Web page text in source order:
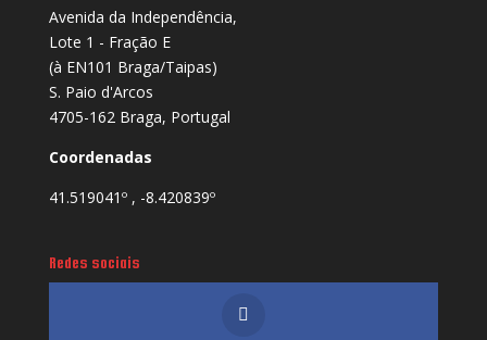
Avenida da Independência,
Lote 1 - Fração E
(à EN101 Braga/Taipas)
S. Paio d'Arcos
4705-162 Braga, Portugal
Coordenadas
41.519041º , -8.420839º
Redes sociais